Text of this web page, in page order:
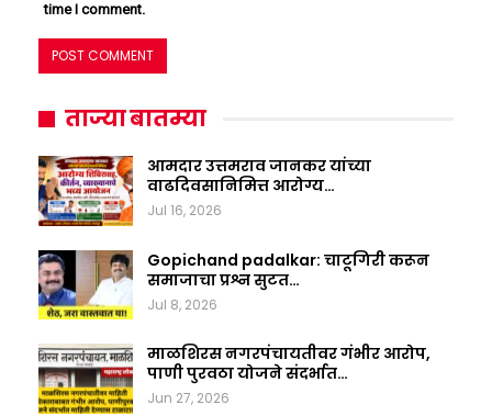
time I comment.
ताज्या बातम्या
आमदार उत्तमराव जानकर यांच्या
वाढदिवसानिमित्त आरोग्य…
Jul 16, 2026
Gopichand padalkar: चाटूगिरी करून
समाजाचा प्रश्न सुटत…
Jul 8, 2026
माळशिरस नगरपंचायतीवर गंभीर आरोप,
पाणी पुरवठा योजने संदर्भात…
Jun 27, 2026